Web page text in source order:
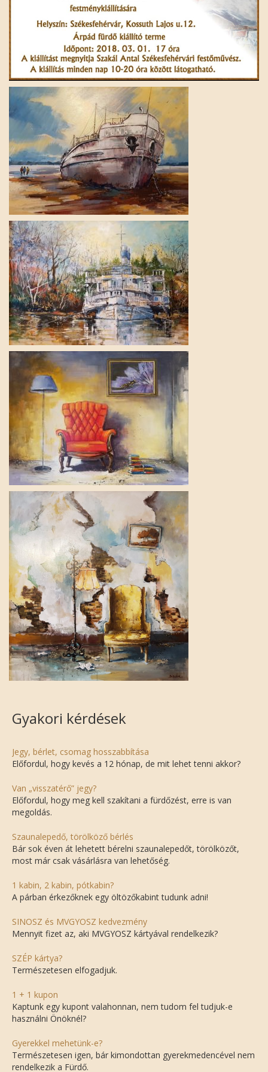
Gyakori kérdések
Jegy, bérlet, csomag hosszabbítása
Előfordul, hogy kevés a 12 hónap, de mit lehet tenni akkor?
Van „visszatérő” jegy?
Előfordul, hogy meg kell szakítani a fürdőzést, erre is van
megoldás.
Szaunalepedő, törölköző bérlés
Bár sok éven át lehetett bérelni szaunalepedőt, törölközőt,
most már csak vásárlásra van lehetőség.
1 kabin, 2 kabin, pótkabin?
A párban érkezőknek egy öltözőkabint tudunk adni!
SINOSZ és MVGYOSZ kedvezmény
Mennyit fizet az, aki MVGYOSZ kártyával rendelkezik?
SZÉP kártya?
Természetesen elfogadjuk.
1 + 1 kupon
Kaptunk egy kupont valahonnan, nem tudom fel tudjuk-e
használni Önöknél?
Gyerekkel mehetünk-e?
Természetesen igen, bár kimondottan gyerekmedencével nem
rendelkezik a Fürdő.